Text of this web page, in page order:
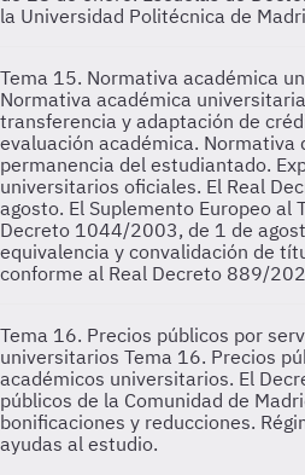
la Universidad Politécnica de
Tema 15. Normativa académica
Normativa académica
transferencia y adaptación de
evaluación académica. Normativa
permanencia del estudiantado.
universitarios oficiales. El Real
agosto. El Suplemento Europeo al
Decreto 1044/2003, de 1 de
equivalencia y convalidación de
conforme al Real Decreto 889/
Tema 16. Precios públicos por
universitarios Tema 16. Precios
académicos universitarios. El
públicos de la Comunidad de
bonificaciones y reducciones.
ayudas al estudio.